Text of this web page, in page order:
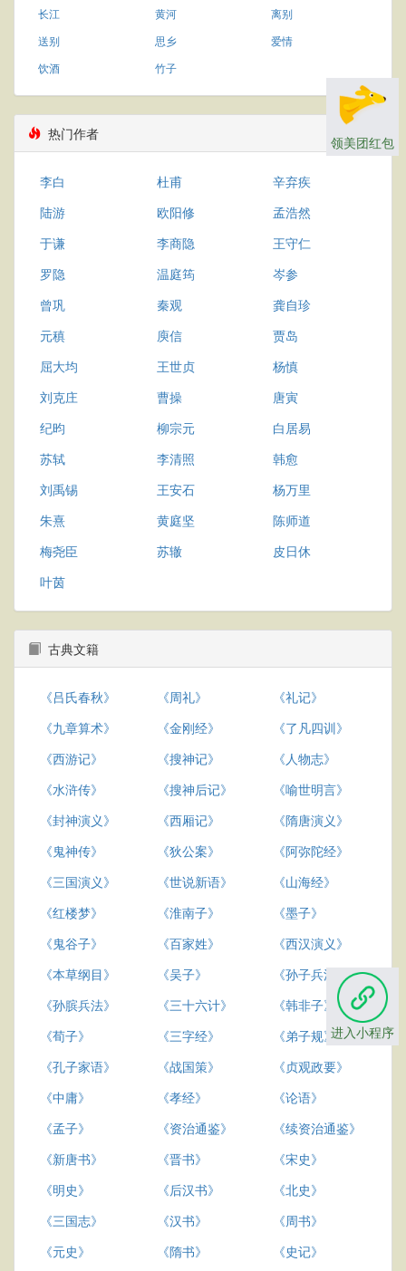
长江
黄河
离别
送别
思乡
爱情
饮酒
竹子
热门作者
李白 杜甫
辛弃疾
陆游
欧阳修
孟浩然
于谦
李商隐
王守仁
罗隐
温庭筠
岑参
曾巩
秦观
龚自珍
元稹
庾信
贾岛
屈大均
王世贞
杨慎
刘克庄
曹操
唐寅
纪昀
柳宗元
白居易
苏轼
李清照
韩愈
刘禹锡
王安石
杨万里
朱熹
黄庭坚
陈师道
梅尧臣
苏辙
皮日休
叶茵
古典文籍
《吕氏春秋》 《周礼》
《礼记》
《九章算术》
《金刚经》
《了凡四训》
《西游记》
《搜神记》
《人物志》
《水浒传》
《搜神后记》
《喻世明言》
《封神演义》
《西厢记》
《隋唐演义》
《鬼神传》
《狄公案》
《阿弥陀经》
《三国演义》
《世说新语》
《山海经》
《红楼梦》
《淮南子》
《墨子》
《鬼谷子》
《百家姓》
《西汉演义》
《本草纲目》
《吴子》
《孙子兵法》
《孙膑兵法》
《三十六计》
《韩非子》
《荀子》
《三字经》
《弟子规》
《孔子家语》
《战国策》
《贞观政要》
《中庸》
《孝经》
《论语》
《孟子》
《资治通鉴》
《续资治通鉴》
《新唐书》
《晋书》
《宋史》
《明史》
《后汉书》
《北史》
《三国志》
《汉书》
《周书》
《元史》
《隋书》 《史记》
进入小程序
领美团红包